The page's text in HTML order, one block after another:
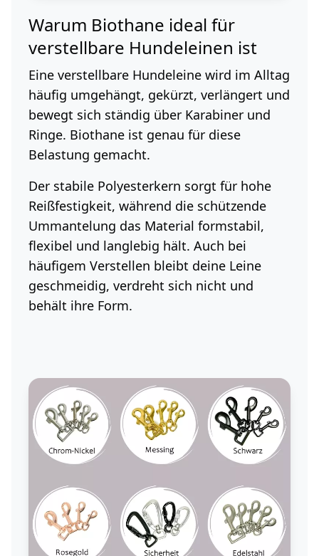
Warum Biothane ideal für
verstellbare Hundeleinen ist
Eine verstellbare Hundeleine wird im Alltag
häufig umgehängt, gekürzt, verlängert und
bewegt sich ständig über Karabiner und
Ringe. Biothane ist genau für diese
Belastung gemacht.
Der stabile Polyesterkern sorgt für hohe
Reißfestigkeit, während die schützende
Ummantelung das Material formstabil,
flexibel und langlebig hält. Auch bei
häufigem Verstellen bleibt deine Leine
geschmeidig, verdreht sich nicht und
behält ihre Form.